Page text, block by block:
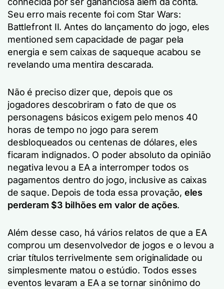
Seu erro mais recente foi com Star Wars:
Battlefront II. Antes do lançamento do jogo, eles
mentioned sem capacidade de pagar pela
energia e sem caixas de saqueque acabou se
revelando uma mentira descarada.
Não é preciso dizer que, depois que os
jogadores descobriram o fato de que os
personagens básicos exigem pelo menos 40
horas de tempo no jogo para serem
desbloqueados ou centenas de dólares, eles
ficaram indignados. O poder absoluto da opinião
negativa levou a EA a interromper todos os
pagamentos dentro do jogo, inclusive as caixas
de saque. Depois de toda essa provação, eles
perderam $3 bilhões em valor de ações.
Além desse caso, há vários relatos de que a EA
comprou um desenvolvedor de jogos e o levou a
criar títulos terrivelmente sem originalidade ou
simplesmente matou o estúdio. Todos esses
eventos levaram a EA a se tornar sinônimo do